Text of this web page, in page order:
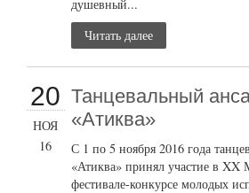
душевный...
Читать далее
20
НОЯ
16
Танцевальный
«Атиква»
С 1 по 5 ноября 2016 года
«Атиква» принял участие в
фестивале-конкурсе молодых